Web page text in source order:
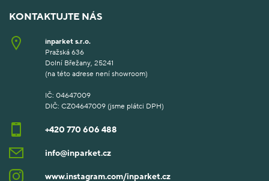
KONTAKTUJTE NÁS
inparket s.r.o.
Pražská 636
Dolní Břežany, 25241
(na této adrese není showroom)
IČ: 04647009
DIČ: CZ04647009 (jsme plátci DPH)
+420 770 606 488
info@inparket.cz
www.instagram.com/inparket.cz